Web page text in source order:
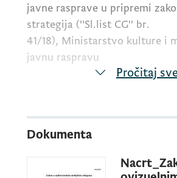
javne rasprave u pripremi
strategija (''Sl.list CG'' br.
41/18), Ministarstvo kulture i
javnu raspravu
MEDIJSKIM
i upućuje
Pročitaj
Dokumenta